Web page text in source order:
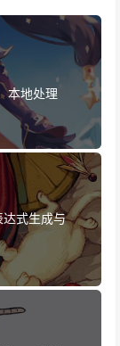
本地处理
式生成与